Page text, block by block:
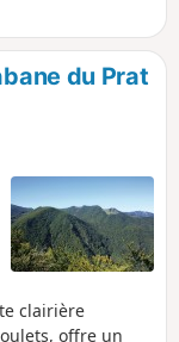
et les
le beau
la région, et
forêt de
du Prat
clairière
offre un